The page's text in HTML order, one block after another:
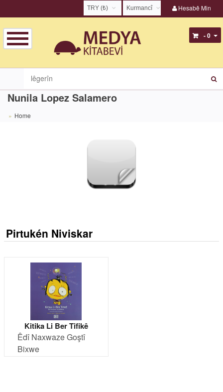
Hesabê Min
Kurmancî
Türkçe
Zazakî
TRY (₺)
EUR (€)
TRY (₺)
GBP (£)
- 0
Nunila Lopez Salamero
Home
Pirtukén Niviskar
Kitika Li Ber Tifikê
Êdî Naxwaze Goştî
Bixwe